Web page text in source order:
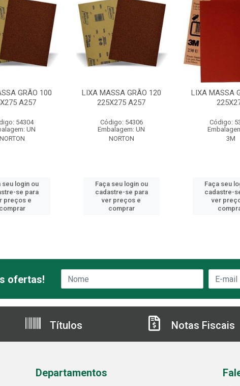
GRÃO 100
A257
54304
UN
NORTON
seu login ou
se para
preços e
comprar
LIXA MASSA GRÃO 120
225X275 A257
Código: 54306
Embalagem: UN
NORTON
Faça seu login ou
cadastre-se para
ver preços e
comprar
LIXA MASSA
Código:
3M
Faça seu
cadastre-
ver
ofertas!
Títulos Notas Fiscais
Departamentos